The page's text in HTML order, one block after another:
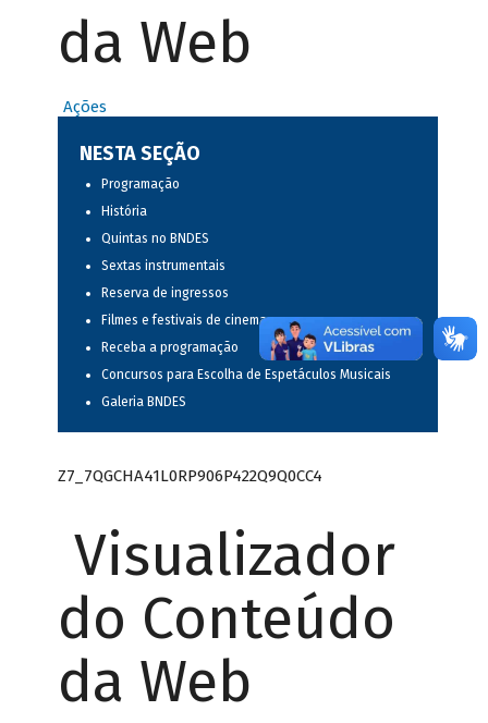
da Web
Ações
NESTA SEÇÃO
Programação
História
Quintas no BNDES
Sextas instrumentais
Reserva de ingressos
Filmes e festivais de cinema
Receba a programação
Concursos para Escolha de Espetáculos Musicais
Galeria BNDES
Z7_7QGCHA41L0RP906P422Q9Q0CC4
Visualizador
do Conteúdo
da Web